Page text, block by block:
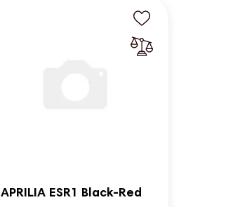
APRILIA ESR1 Black-Red